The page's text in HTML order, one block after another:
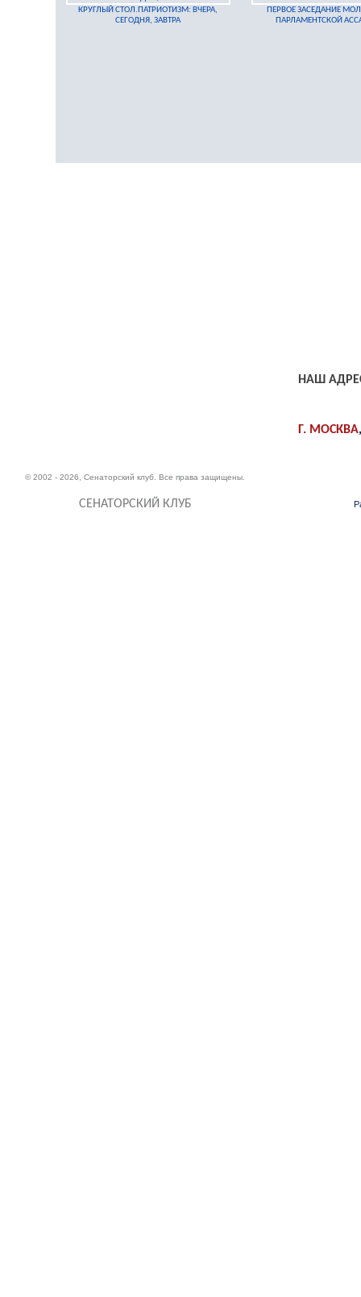
КРУГЛЫЙ СТОЛ.ПАТРИОТИЗМ: ВЧЕРА,
СЕГОДНЯ, ЗАВТРА
ПЕРВОЕ ЗАСЕДАНИЕ
ПАРЛАМЕНТСКОЙ
© 2002 - 2026, Сенаторский клуб. Все права защищены.
НАШ
Г. МОСКВА
СЕНАТОРСКИЙ КЛУБ